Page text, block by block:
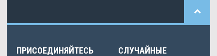
ПРИСОЕДИНЯЙТЕСЬ
СЛУЧАЙНЫЕ